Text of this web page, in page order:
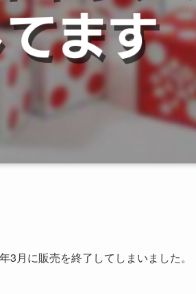
月に販売を終了してしまいました。